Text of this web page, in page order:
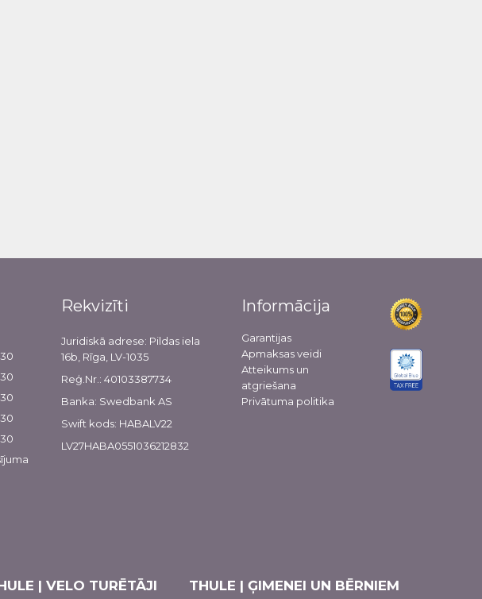
Rekvizīti
Juridiskā adrese: Pildas iela
16b, Rīga, LV-1035
Reģ.Nr.: 40103387734
Banka: Swedbank AS
Swift kods: HABALV22
LV27HABA0551036212832
Informācija
Garantijas
Apmaksas veidi
Atteikums un
atgriešana
Privātuma politika
| VELO TURĒTĀJI THULE | ĢIMENEI UN BĒRNIEM